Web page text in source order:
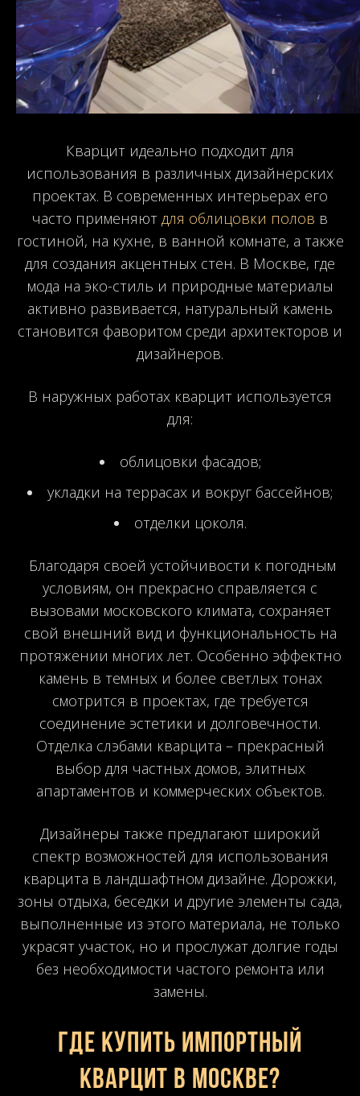
Кварцит идеально подходит для
использования в различных дизайнерских
проектах. В современных интерьерах его
часто применяют для облицовки полов в
гостиной, на кухне, в ванной комнате, а также
для создания акцентных стен. В Москве, где
мода на эко-стиль и природные материалы
активно развивается, натуральный камень
становится фаворитом среди архитекторов и
дизайнеров.
В наружных работах кварцит используется
для:
облицовки фасадов;
укладки на террасах и вокруг бассейнов;
отделки цоколя.
Благодаря своей устойчивости к погодным
условиям, он прекрасно справляется с
вызовами московского климата, сохраняет
свой внешний вид и функциональность на
протяжении многих лет. Особенно эффектно
камень в темных и более светлых тонах
смотрится в проектах, где требуется
соединение эстетики и долговечности.
Отделка слэбами кварцита – прекрасный
выбор для частных домов, элитных
апартаментов и коммерческих объектов.
Дизайнеры также предлагают широкий
спектр возможностей для использования
кварцита в ландшафтном дизайне. Дорожки,
зоны отдыха, беседки и другие элементы сада,
выполненные из этого материала, не только
украсят участок, но и прослужат долгие годы
без необходимости частого ремонта или
замены.
Где купить импортный
кварцит в Москве?